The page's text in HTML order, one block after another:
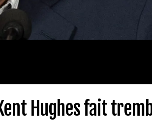
Hughes fait